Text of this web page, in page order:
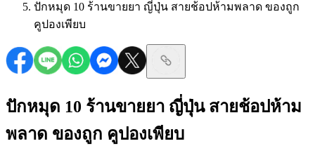
ปักหมุด 10 ร้านขายยา ญี่ปุ่น สายช้อปห้ามพลาด ของถูก
คูปองเพียบ
ปักหมุด 10 ร้านขายยา ญี่ปุ่น สายช้อปห้าม
พลาด ของถูก คูปองเพียบ